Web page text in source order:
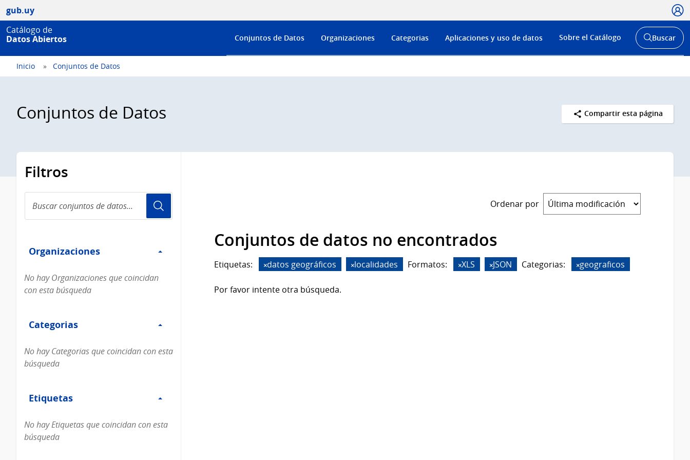
gub.uy
Catálogo de
Datos Abiertos
Menú
de
Conjuntos de Datos Organizaciones Categorias Aplicaciones y uso de datos Sobre el Catálogo
Abrir
buscador
Buscar
Inicio Conjuntos de Datos
Conjuntos de Datos Compartir esta página
Filtros
conjuntos
de
Organizaciones
Organizaciones
No hay Organizaciones que coincidan
con esta búsqueda
Categorias
Categorias
No hay Categorias que coincidan con esta
búsqueda
Etiquetas
Etiquetas
No hay Etiquetas que coincidan con esta
búsqueda
Ordenar por
Conjuntos de datos no encontrados
Etiquetas: datos geográficos localidades Formatos: XLS JSON Categorias: geograficos
Por favor intente otra búsqueda.